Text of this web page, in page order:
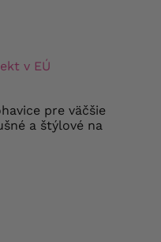
v EÚ